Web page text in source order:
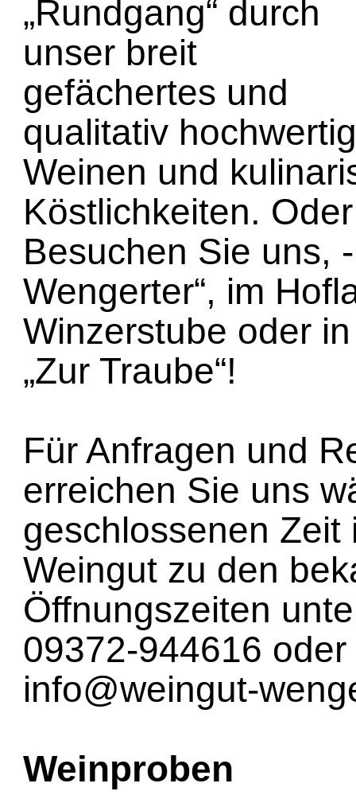
„Rundgang“ durch
unser breit
gefächertes und
qualitativ
Weinen und
Köstlichkeiten.
Besuchen Sie uns,
Wengerter“, im
Winzerstube oder
„Zur Traube“!
Für Anfragen und
erreichen Sie uns
geschlossenen Zeit
Weingut zu den
Öffnungszeiten
09372-944616
info@weingut-
Weinproben